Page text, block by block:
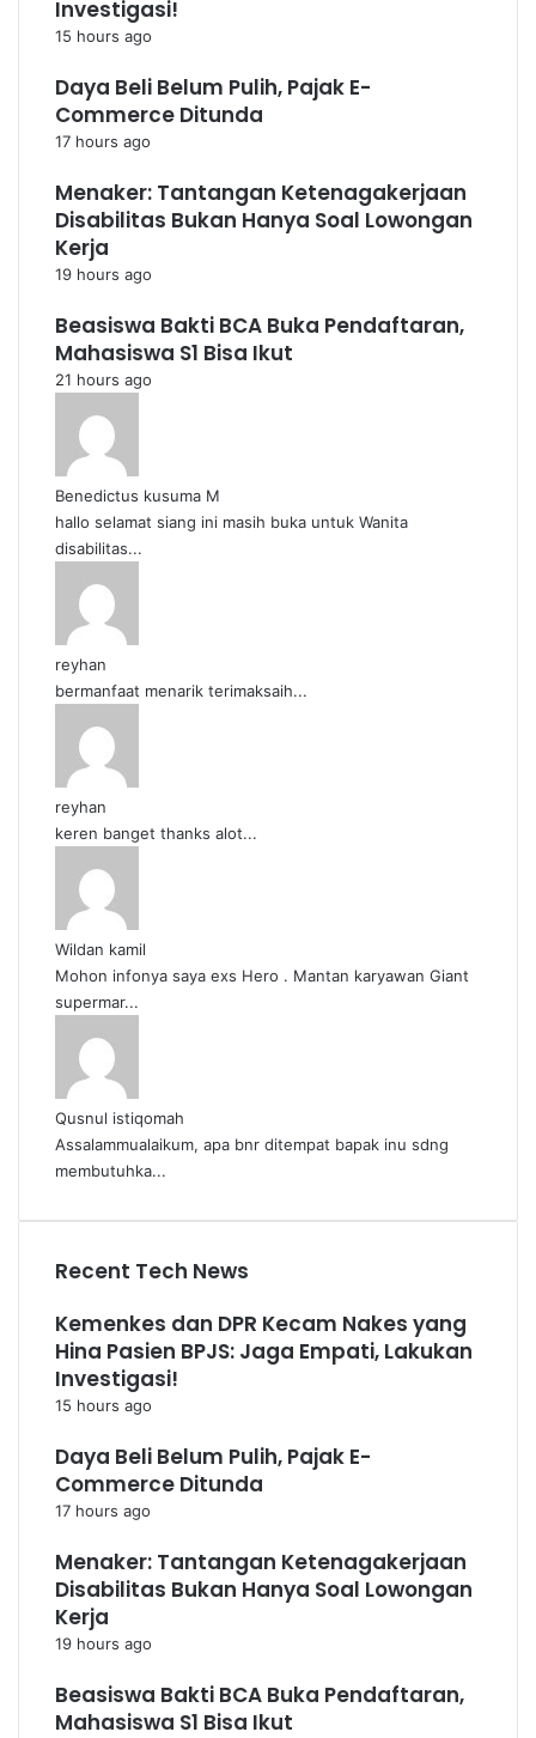
Investigasi!
15 hours ago
Daya Beli Belum Pulih, Pajak E-
Commerce Ditunda
17 hours ago
Menaker: Tantangan Ketenagakerjaan
Disabilitas Bukan Hanya Soal Lowongan
Kerja
19 hours ago
Beasiswa Bakti BCA Buka Pendaftaran,
Mahasiswa S1 Bisa Ikut
21 hours ago
Benedictus kusuma M
hallo selamat siang ini masih buka untuk Wanita
disabilitas...
reyhan
bermanfaat menarik terimaksaih...
reyhan
keren banget thanks alot...
Wildan kamil
Mohon infonya saya exs Hero . Mantan karyawan Giant
supermar...
Qusnul istiqomah
Assalammualaikum, apa bnr ditempat bapak inu sdng
membutuhka...
Recent Tech News
Kemenkes dan DPR Kecam Nakes yang
Hina Pasien BPJS: Jaga Empati, Lakukan
Investigasi!
15 hours ago
Daya Beli Belum Pulih, Pajak E-
Commerce Ditunda
17 hours ago
Menaker: Tantangan Ketenagakerjaan
Disabilitas Bukan Hanya Soal Lowongan
Kerja
19 hours ago
Beasiswa Bakti BCA Buka Pendaftaran,
Mahasiswa S1 Bisa Ikut